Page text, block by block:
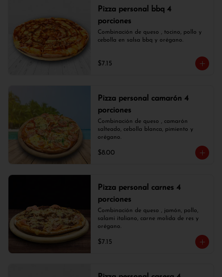
Pizza personal bbq 4
porciones
Combinación de queso , tocino, pollo y
cebolla en salsa bbq y orégano.
$7.15
Pizza personal camarón 4
porciones
Combinación de queso , camarón
salteado, cebolla blanca, pimiento y
orégano.
$8.00
Pizza personal carnes 4
porciones
Combinación de queso , jamón, pollo,
salami italiano, carne molida de res y
orégano.
$7.15